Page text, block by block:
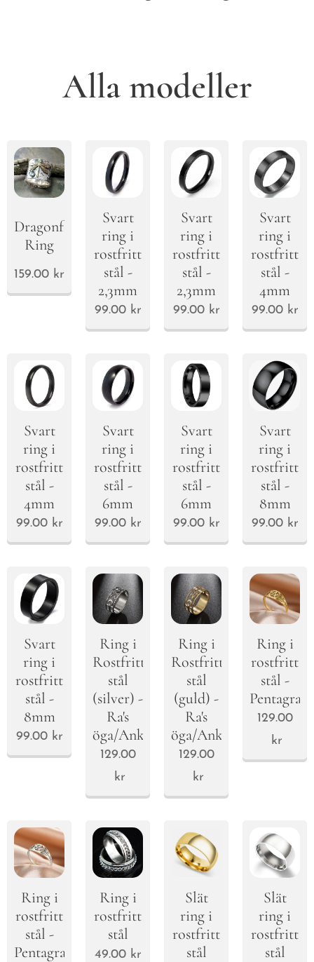
Alla modeller
Dragonfly
Ring
159.00 kr
Svart
ring i
rostfritt
stål -
2,3mm
99.00kr
Svart
ring i
rostfritt
stål -
2,3mm
99.00kr
Svart
ring i
rostfritt
stål -
4mm
99.00kr
Svart
ring i
rostfritt
stål -
4mm
99.00kr
Svart
ring i
rostfritt
stål -
6mm
99.00kr
Svart
ring i
rostfritt
stål -
6mm
99.00kr
Svart
ring i
rostfritt
stål -
8mm
99.00kr
Svart
ring i
rostfritt
stål -
8mm
99.00kr
Ring i
Rostfritt
stål
(silver) -
Ra's
öga/Ankh
129.00
kr
Ring i
Rostfritt
stål
(guld) -
Ra's
öga/Ankh
129.00
kr
Ring i
rostfritt
stål -
Pentagram
129.00
kr
Ring i
rostfritt
stål -
Pentagram
Ring i
rostfritt
stål
49.00kr
Slät
ring i
rostfritt
stål
Slät
ring i
rostfritt
stål